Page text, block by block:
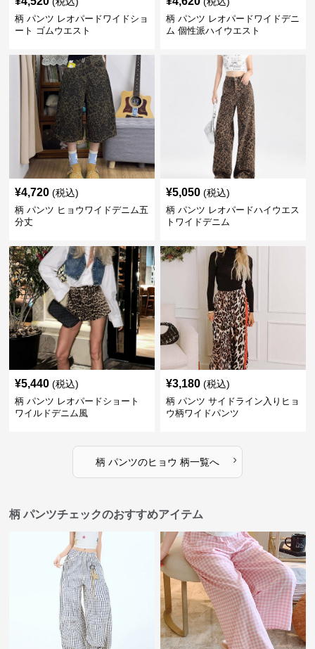
柄 パンツ レオパードワイドショ
ート ゴムウエスト
柄 パンツ レオパードワイドデニ
ム 個性派ハイウエスト
¥4,720 (税込)
柄 パンツ ヒョウワイドデニム五
分丈
¥5,050 (税込)
柄 パンツ レオパードハイウエス
トワイドデニム
¥5,440 (税込)
柄 パンツ レオパードショート
ワイルドデニム風
¥3,180 (税込)
柄 パンツ サイドライン入りヒョ
ウ柄ワイドパンツ
柄 パンツのヒョウ 柄一覧へ ›
柄 パンツチェックのおすすめアイテム